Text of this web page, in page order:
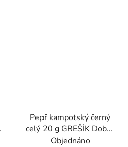
Pepř kampotský černý
celý 20 g GREŠÍK Dobré
koření
Objednáno